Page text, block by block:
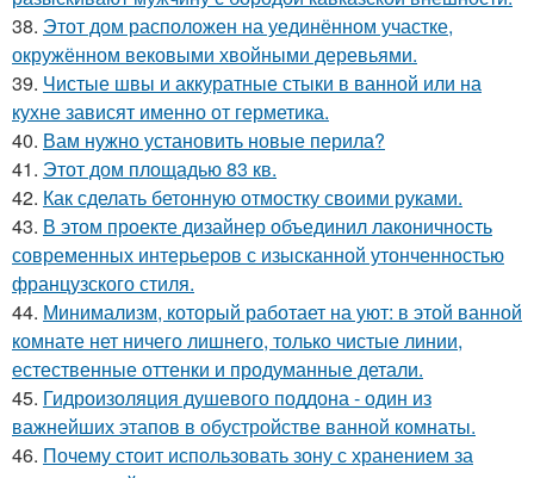
38. Этот дом расположен на уединённом участке,
окружённом вековыми хвойными деревьями.
39. Чистые швы и аккуратные стыки в ванной или на
кухне зависят именно от герметика.
40. Вам нужно установить новые перила?
41. Этот дом площадью 83 кв.
42. Как сделать бетонную отмостку своими руками.
43. В этом проекте дизайнер объединил лаконичность
современных интерьеров с изысканной утонченностью
французского стиля.
44. Минимализм, который работает на уют: в этой ванной
комнате нет ничего лишнего, только чистые линии,
естественные оттенки и продуманные детали.
45. Гидроизоляция душевого поддона - один из
важнейших этапов в обустройстве ванной комнаты.
46. Почему стоит использовать зону с хранением за